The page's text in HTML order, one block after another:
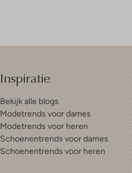
Inspiratie
Bekijk alle blogs
Modetrends voor dames
Modetrends voor heren
Schoenentrends voor dames
Schoenentrends voor heren